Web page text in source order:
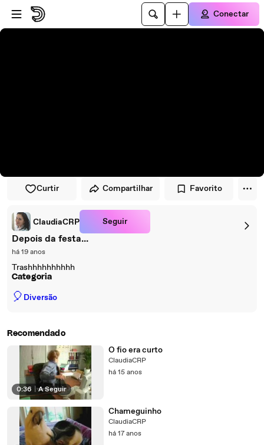
Pular para o player
Ir para o conteúdo principal
Conectar
Curtir Compartilhar Favorito
ClaudiaCRP Seguir
Depois da festa...
há 19 anos
Trashhhhhhhhhh
Categoria
🎈 Diversão
Recomendado
0:36 A Seguir
O fio era curto
ClaudiaCRP
há 15 anos
Chameguinho
ClaudiaCRP
há 17 anos